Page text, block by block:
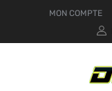
MON COMPTE